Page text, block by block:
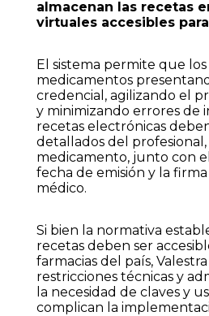
almacenan las recetas
virtuales accesibles
El sistema permite que
medicamentos
credencial, agilizando el
y minimizando errores de
recetas electrónicas
detallados del
medicamento, junto con
fecha de emisión y la
médico.
Si bien la normativa
recetas deben ser
farmacias del país,
restricciones técnicas y
la necesidad de claves y
complican la